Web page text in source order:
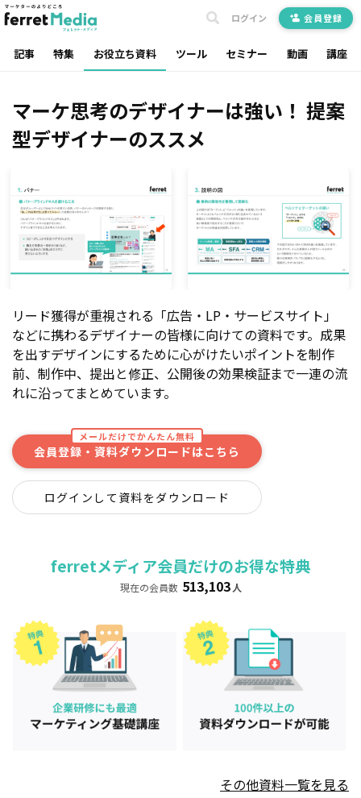
記事 特集 お役立ち資料 ツール セミナー 動画 講座
ログイン 会員登録
マーケ思考のデザイナーは強い！ 提案
型デザイナーのススメ
リード獲得が重視される「広告・LP・サービスサイト」
などに携わるデザイナーの皆様に向けての資料です。成果
を出すデザインにするために心がけたいポイントを制作
前、制作中、提出と修正、公開後の効果検証まで一連の流
れに沿ってまとめています。
メールだけでかんたん無料
会員登録・資料ダウンロードはこちら
ログインして資料をダウンロード
ferretメディア会員だけのお得な特典
現在の会員数 513,103 人
その他資料一覧を見る